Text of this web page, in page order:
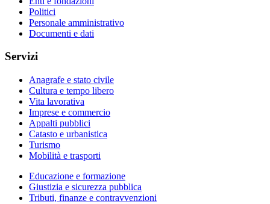
Politici
Personale amministrativo
Documenti e dati
Servizi
Anagrafe e stato civile
Cultura e tempo libero
Vita lavorativa
Imprese e commercio
Appalti pubblici
Catasto e urbanistica
Turismo
Mobilità e trasporti
Educazione e formazione
Giustizia e sicurezza pubblica
Tributi, finanze e contravvenzioni